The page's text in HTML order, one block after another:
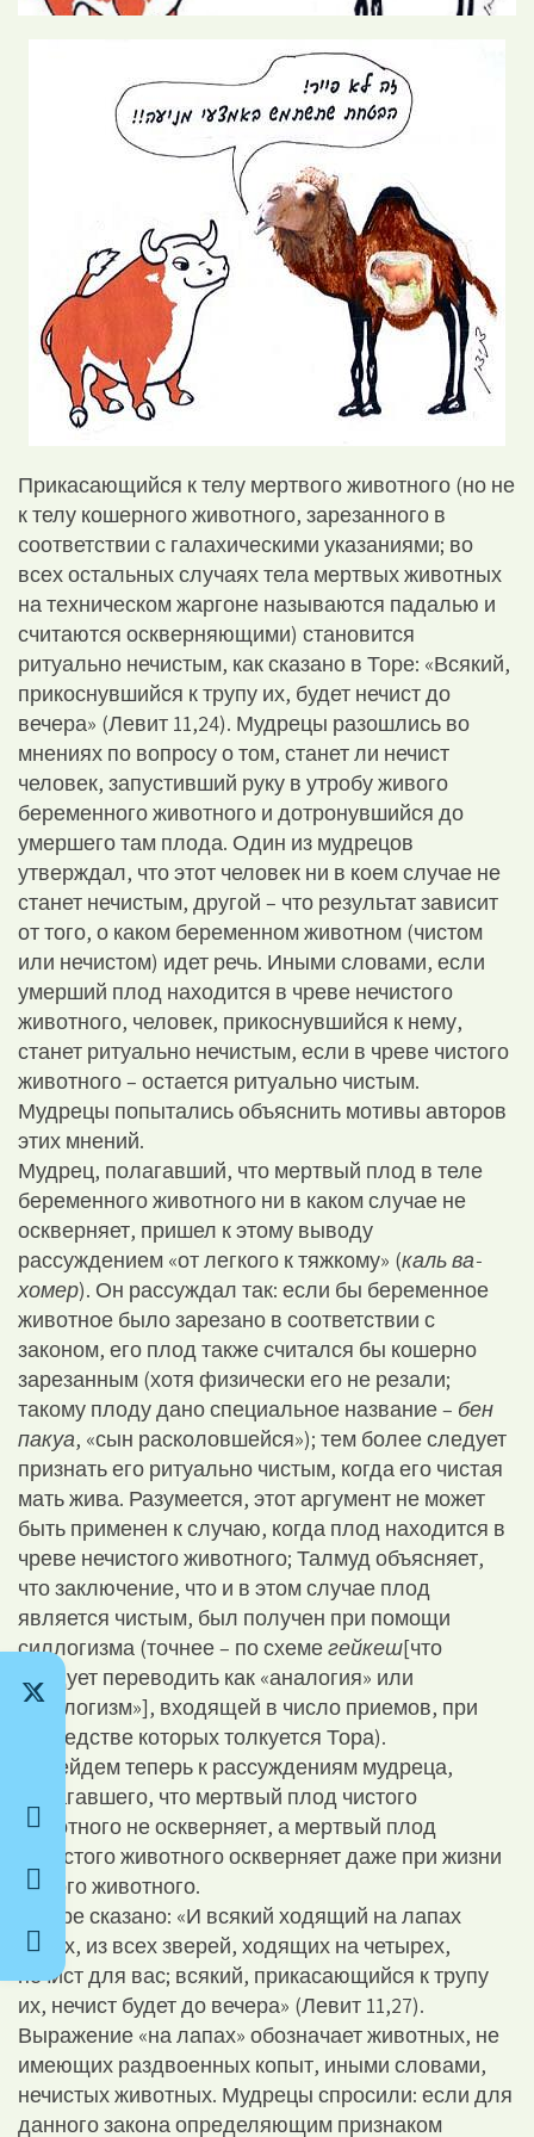
Прикасающийся к телу мертвого животного (но не
к телу кошерного животного, зарезанного в
соответствии с галахическими указаниями; во
всех остальных случаях тела мертвых животных
на техническом жаргоне называются падалью и
считаются оскверняющими) становится
ритуально нечистым, как сказано в Торе: «Всякий,
прикоснувшийся к трупу их, будет нечист до
вечера» (Левит 11,24). Мудрецы разошлись во
мнениях по вопросу о том, станет ли нечист
человек, запустивший руку в утробу живого
беременного животного и дотронувшийся до
умершего там плода. Один из мудрецов
утверждал, что этот человек ни в коем случае не
станет нечистым, другой – что результат зависит
от того, о каком беременном животном (чистом
или нечистом) идет речь. Иными словами, если
умерший плод находится в чреве нечистого
животного, человек, прикоснувшийся к нему,
станет ритуально нечистым, если в чреве чистого
животного – остается ритуально чистым.
Мудрецы попытались объяснить мотивы авторов
этих мнений.
Мудрец, полагавший, что мертвый плод в теле
беременного животного ни в каком случае не
оскверняет, пришел к этому выводу
рассуждением «от легкого к тяжкому» (каль ва-
хомер). Он рассуждал так: если бы беременное
животное было зарезано в соответствии с
законом, его плод также считался бы кошерно
зарезанным (хотя физически его не резали;
такому плоду дано специальное название – бен
пакуа, «сын расколовшейся»); тем более следует
признать его ритуально чистым, когда его чистая
мать жива. Разумеется, этот аргумент не может
быть применен к случаю, когда плод находится в
чреве нечистого животного; Талмуд объясняет,
что заключение, что и в этом случае плод
является чистым, был получен при помощи
силлогизма (точнее – по схемегейкеш[что
следует переводить как «аналогия» или
«силлогизм»], входящей в число приемов, при
посредстве которых толкуется Тора).
Перейдем теперь к рассуждениям мудреца,
полагавшего, что мертвый плод чистого
животного не оскверняет, а мертвый плод
нечистого животного оскверняет даже при жизни
самого животного.
В Торе сказано: «И всякий ходящий на лапах
своих, из всех зверей, ходящих на четырех,
нечист для вас; всякий, прикасающийся к трупу
их, нечист будет до вечера» (Левит 11,27).
Выражение «на лапах» обозначает животных, не
имеющих раздвоенных копыт, иными словами,
нечистых животных. Мудрецы спросили: если для
данного закона определяющим признаком